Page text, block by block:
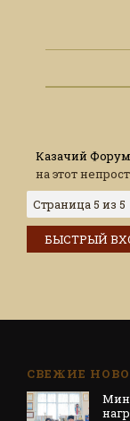
Казачий Форум
на этот
Страница 5 из 5
СВЕЖИЕ